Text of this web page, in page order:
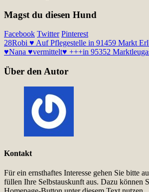
Magst du diesen Hund
Facebook Twitter Pinterest
28Robi ♥ Auf Pflegestelle in 91459 Markt
♥Nana ♥vermittelt♥ +++in 95352
Über den Autor
Kontakt
Für ein ernsthaftes Interesse gehen Sie bitte
füllen Ihre Selbstauskunft aus. Dazu können